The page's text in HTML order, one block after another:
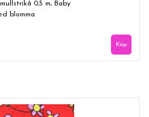
0,5 m, Baby
blomma